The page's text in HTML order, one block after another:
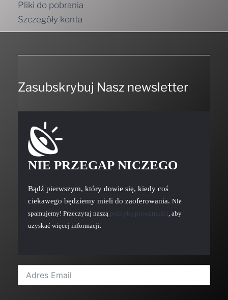
Pliki do pobrania
Szczegóły konta
Zasubskrybuj Nasz newsletter
NIE PRZEGAP NICZEGO
Bądź pierwszym, który dowie się, kiedy coś
ciekawego będziemy mieli do zaoferowania. Nie
spamujemy! Przeczytaj naszą politykę prywatności , aby
uzyskać więcej informacji.